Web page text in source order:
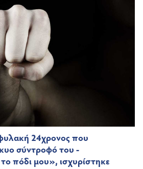
24χρονος που
σύντροφό του -
πόδι μου», ισχυρίστηκε